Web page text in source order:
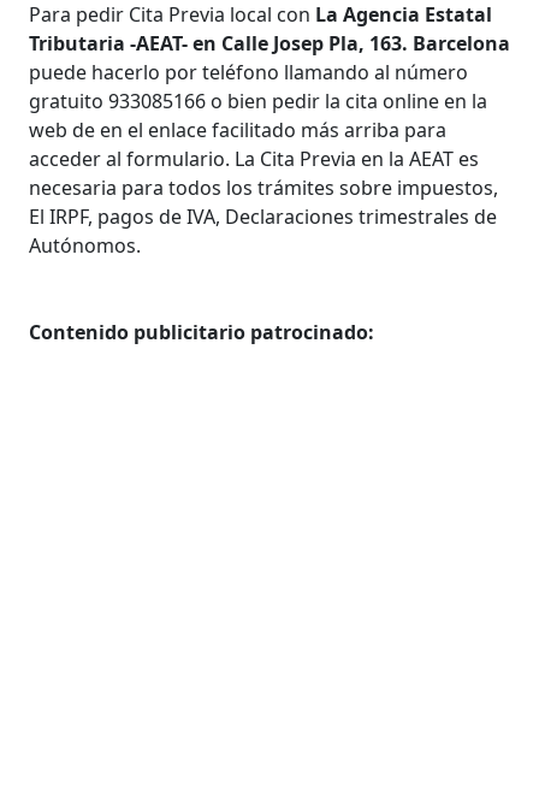
Para pedir Cita Previa local con La Agencia Estatal
Tributaria -AEAT- en Calle Josep Pla, 163. Barcelona
puede hacerlo por teléfono llamando al número
gratuito 933085166 o bien pedir la cita online en la
web de en el enlace facilitado más arriba para
acceder al formulario. La Cita Previa en la AEAT es
necesaria para todos los trámites sobre impuestos,
El IRPF, pagos de IVA, Declaraciones trimestrales de
Autónomos.
Contenido publicitario patrocinado: